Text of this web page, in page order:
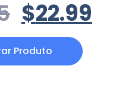
$22.99
Produto